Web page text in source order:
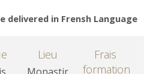
delivered in Frensh Language
Lieu
Frais
formation